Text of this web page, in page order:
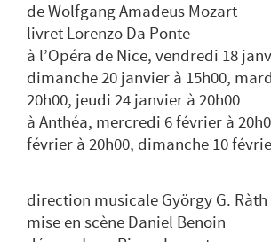
de Wolfgang Amadeus Mozart
livret Lorenzo Da Ponte
à l’Opéra de Nice, vendredi 18
dimanche 20 janvier à 15h00,
20h00, jeudi 24 janvier à 20h00
à Anthéa, mercredi 6 février à
février à 20h00, dimanche 10
direction musicale György G. Ràth
mise en scène Daniel Benoin